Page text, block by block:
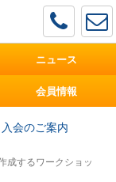
ニュース
会員情報
入会のご案内
成するワークショッ